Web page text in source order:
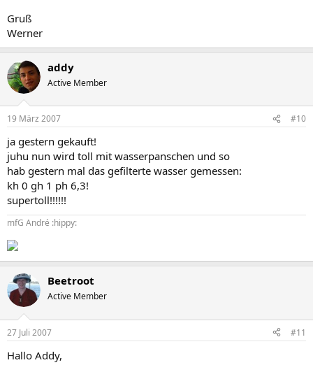
Gruß
Werner
addy
Active Member
19 März 2007 #10
ja gestern gekauft!
juhu nun wird toll mit wasserpanschen und so
hab gestern mal das gefilterte wasser gemessen:
kh 0 gh 1 ph 6,3!
supertoll!!!!!!
mfG André :hippy:
Beetroot
Active Member
27 Juli 2007 #11
Hallo Addy,